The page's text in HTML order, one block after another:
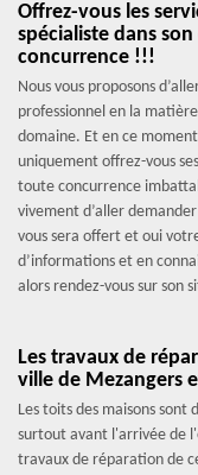
Offrez-vous les
spécialiste dans
concurrence !!!
Nous vous proposons
professionnel en la
domaine. Et en ce
uniquement offrez-vous
toute concurrence
vivement d’aller
vous sera offert et oui
d’informations et en
alors rendez-vous sur son
Les travaux de
ville de Mezangers
Les toits des maisons
surtout avant l'arrivée de
travaux de réparation de